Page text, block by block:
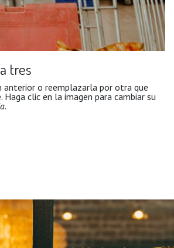
tres
anterior o reemplazarla por otra que
Haga clic en la imagen para cambiar su
.